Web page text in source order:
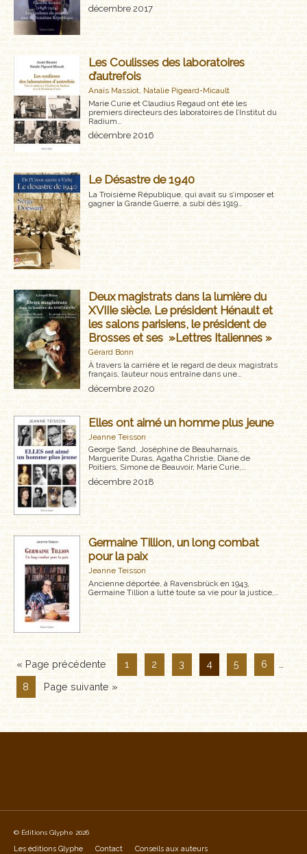
décembre 2017
Les Coulisses des laboratoires
d’autrefois
Anaïs Massiot, Natalie Pigeard-Micault
Marie Curie et Claudius Regaud ont été les
premiers directeurs des laboratoires de l’Institut du
Radium…
décembre 2016
Le Désastre de 1940
La Troisième République, qui avait su s’imposer et
gagner la Grande Guerre, a subi dès 1919…
Deux magistrats dans la lumière du
XVIIIe siècle. Le président Hénault et
les salons parisiens, le président de
Brosses et ses »Lettres Italiennes »
Gérard Bonn
À travers la carrière et le regard de deux magistrats
français, ­l’auteur nous entraîne dans une…
décembre 2020
Elles ont aimé un homme plus jeune
Jeanne Teisson
George Sand, Joséphine de Beauharnais,
Marguerite Duras, Agatha Christie, Diane de
Poitiers, Simone de Beauvoir, Marie Curie,…
décembre 2018
Germaine Tillion, un long combat
pour la paix
Jeanne Teisson
Ancienne déportée, à Ravensbrück en 1943,
Germaine Tillion a lutté toute sa vie pour la justice,…
« Page précédente 1 2 3 4 5 6
8
Page suivante »
© Éditions Glyphe 2026
Les éditions Glyphe Contact Conseils aux auteurs